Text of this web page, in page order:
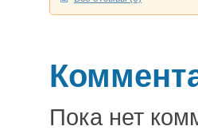
Пока нет